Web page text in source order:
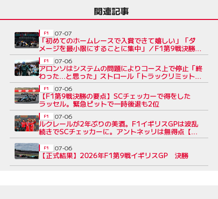
関連記事
「初めてのホームレースで入賞できて嬉しい」「ダ
メージを最小限にすることに集中」／F1第9戦決勝
トップ10コメント（1）
F1 07-07
アロンソはシステムの問題によりコース上で停止「終
わった…と思った」ストロール「トラックリミットを
守ることも困難」
F1 07-06
【F1第9戦決勝の要点】SCチェッカーで得をした
ラッセル。緊急ピットで一時後退も2位
F1 07-06
ルクレールが2年ぶりの美酒。F1イギリスGPは波乱
続きでSCチェッカーに。アントネッリは無得点【決
勝レポート】
F1 07-06
【正式結果】2026年F1第9戦イギリスGP 決勝
F1 07-06